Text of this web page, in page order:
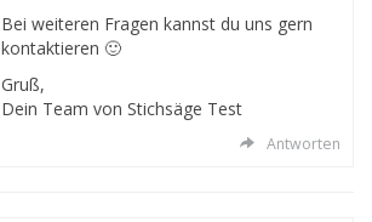
Bei weiteren Fragen kannst du uns gern
kontaktieren 🙂
Gruß,
Dein Team von Stichsäge Test
Antworten